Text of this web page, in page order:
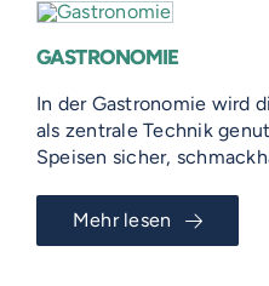
GASTRONOMIE
In der Gastronomie wird
als zentrale Technik
Speisen sicher,
Mehr lesen